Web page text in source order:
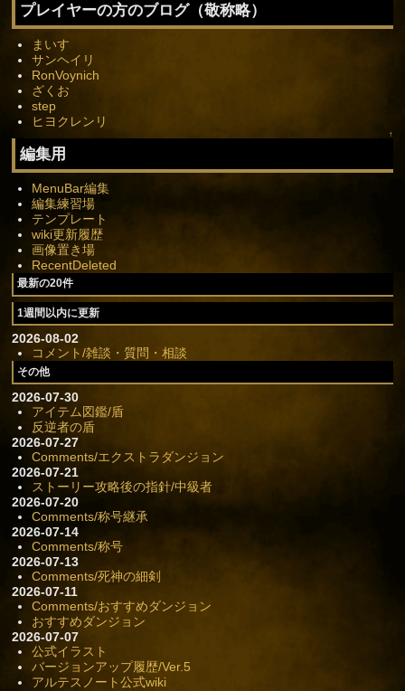
プレイヤーの方のブログ（敬称略）
まいす
サンヘイリ
RonVoynich
ざくお
step
ヒヨクレンリ
↑
編集用
MenuBar編集
編集練習場
テンプレート
wiki更新履歴
画像置き場
RecentDeleted
最新の20件
1週間以内に更新
2026-08-02
コメント/雑談・質問・相談
その他
2026-07-30
アイテム図鑑/盾
反逆者の盾
2026-07-27
Comments/エクストラダンジョン
2026-07-21
ストーリー攻略後の指針/中級者
2026-07-20
Comments/称号継承
2026-07-14
Comments/称号
2026-07-13
Comments/死神の細剣
2026-07-11
Comments/おすすめダンジョン
おすすめダンジョン
2026-07-07
公式イラスト
バージョンアップ履歴/Ver.5
アルテスノート公式wiki